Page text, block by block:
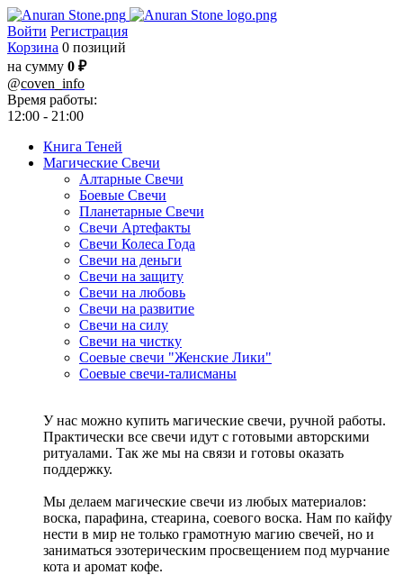
Войти Регистрация
Корзина 0 позиций
на сумму 0 ₽
@coven_info
Время работы:
12:00 - 21:00
Книга Теней
Магические Свечи
Алтарные Свечи
Боевые Свечи
Планетарные Свечи
Свечи Артефакты
Свечи Колеса Года
Свечи на деньги
Свечи на защиту
Свечи на любовь
Свечи на развитие
Свечи на силу
Свечи на чистку
Соевые свечи "Женские Лики"
Соевые свечи-талисманы
У нас можно купить магические свечи, ручной работы.
Практически все свечи идут с готовыми авторскими
ритуалами. Так же мы на связи и готовы оказать
поддержку.
Мы делаем магические свечи из любых материалов:
воска, парафина, стеарина, соевого воска. Нам по кайфу
нести в мир не только грамотную магию свечей, но и
заниматься эзотерическим просвещением под мурчание
кота и аромат кофе.